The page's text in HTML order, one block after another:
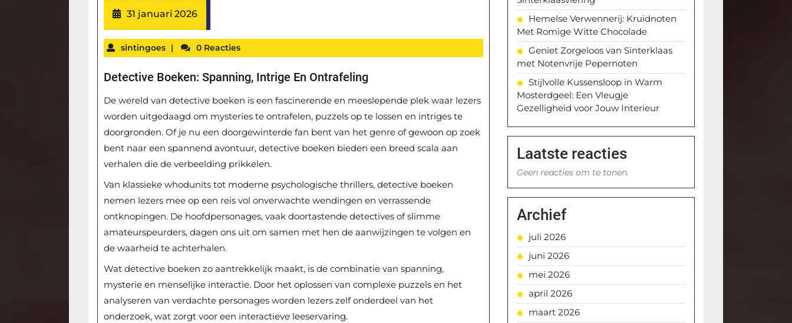
31 januari 2026
sintingoes | 0 Reacties
Detective Boeken: Spanning, Intrige En Ontrafeling
De wereld van detective boeken is een fascinerende en meeslepende plek waar lezers
worden uitgedaagd om mysteries te ontrafelen, puzzels op te lossen en intriges te
doorgronden. Of je nu een doorgewinterde fan bent van het genre of gewoon op zoek
bent naar een spannend avontuur, detective boeken bieden een breed scala aan
verhalen die de verbeelding prikkelen.
Van klassieke whodunits tot moderne psychologische thrillers, detective boeken
nemen lezers mee op een reis vol onverwachte wendingen en verrassende
ontknopingen. De hoofdpersonages, vaak doortastende detectives of slimme
amateurspeurders, dagen ons uit om samen met hen de aanwijzingen te volgen en
de waarheid te achterhalen.
Wat detective boeken zo aantrekkelijk maakt, is de combinatie van spanning,
mysterie en menselijke interactie. Door het oplossen van complexe puzzels en het
analyseren van verdachte personages worden lezers zelf onderdeel van het
onderzoek, wat zorgt voor een interactieve leeservaring.
Hemelse Verwennerij: Kruidnoten
Met Romige Witte Chocolade
Geniet Zorgeloos van Sinterklaas
met Notenvrije Pepernoten
Stijlvolle Kussensloop in Warm
Mosterdgeel: Een Vleugje
Gezelligheid voor Jouw Interieur
Laatste reacties
Geen reacties om te tonen.
Archief
juli 2026
juni 2026
mei 2026
april 2026
maart 2026